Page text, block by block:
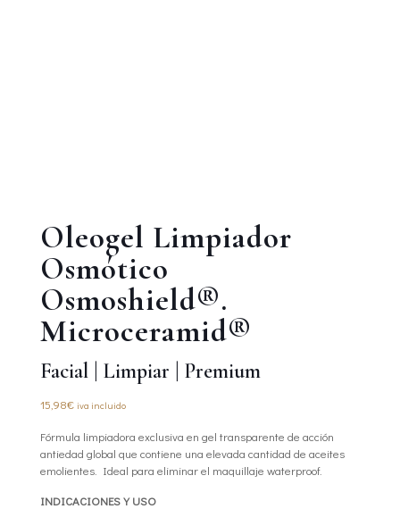
Oleogel Limpiador
Osmótico
Osmoshield®.
Microceramid®
Facial Limpiar Premium
15,98€ iva incluido
Fórmula limpiadora exclusiva en gel transparente de acción
antiedad global que contiene una elevada cantidad de aceites
emolientes. Ideal para eliminar el maquillaje waterproof.
INDICACIONES Y USO